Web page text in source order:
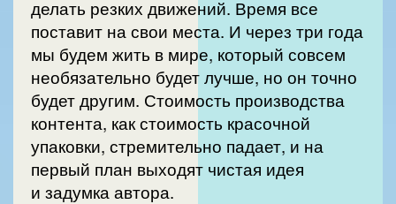
делать резких движений. Время все
поставит на свои места. И через три года
мы будем жить в мире, который совсем
необязательно будет лучше, но он точно
будет другим. Стоимость производства
контента, как стоимость красочной
упаковки, стремительно падает, и на
первый план выходят чистая идея
и задумка автора.